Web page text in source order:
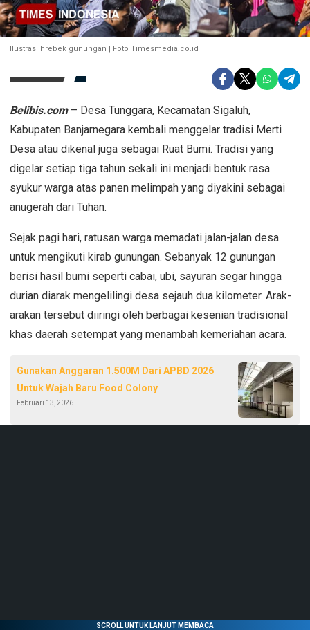
Ilustrasi hrebek gunungan | Foto Timesmedia.co.id
Belibis.com– Desa Tunggara, Kecamatan Sigaluh,
Kabupaten Banjarnegara kembali menggelar tradisi Merti
Desa atau dikenal juga sebagai Ruat Bumi. Tradisi yang
digelar setiap tiga tahun sekali ini menjadi bentuk rasa
syukur warga atas panen melimpah yang diyakini sebagai
anugerah dari Tuhan.
Sejak pagi hari, ratusan warga memadati jalan-jalan desa
untuk mengikuti kirab gunungan. Sebanyak 12 gunungan
berisi hasil bumi seperti cabai, ubi, sayuran segar hingga
durian diarak mengelilingi desa sejauh dua kilometer. Arak-
arakan tersebut diiringi oleh berbagai kesenian tradisional
khas daerah setempat yang menambah kemeriahan acara.
Gunakan Anggaran 1.500M Dari APBD 2026
Untuk Wajah Baru Food Colony
Februari 13, 2026
SCROLL UNTUK LANJUT MEMBACA